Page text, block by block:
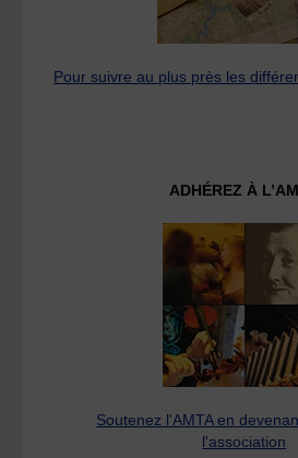
Pour suivre au plus près les
ADHÉREZ À
Soutenez l'AMTA en
l'association